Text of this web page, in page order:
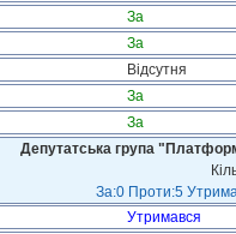
За
За
Відсутня
За
За
Депутатська група
За:0 Проти:5
Утримався